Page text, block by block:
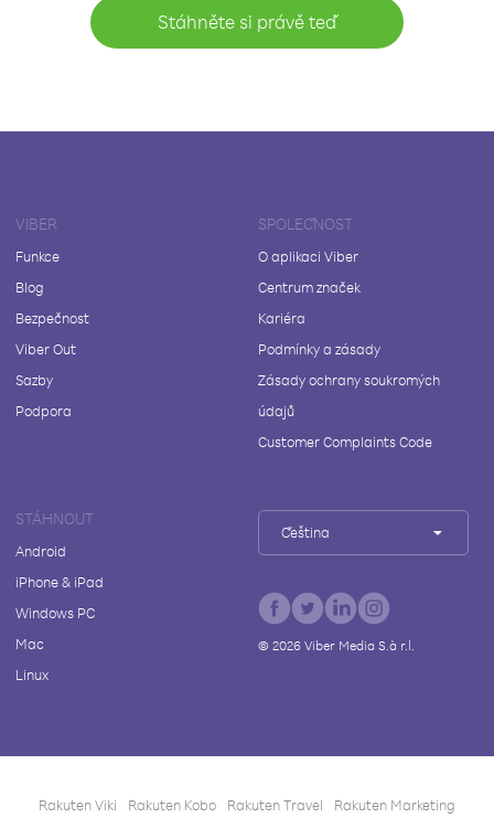
Stáhněte si právě teď
VIBER
Funkce
Blog
Bezpečnost
Viber Out
Sazby
Podpora
SPOLEČNOST
O aplikaci Viber
Centrum značek
Kariéra
Podmínky a zásady
Zásady ochrany soukromých
údajů
Customer Complaints Code
STÁHNOUT
Android
iPhone & iPad
Windows PC
Mac
Linux
Čeština
© 2026Viber Media S.à r.l.
Rakuten Viki Rakuten Kobo Rakuten Travel Rakuten Marketing